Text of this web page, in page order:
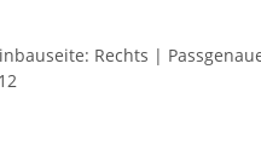
Rechts |